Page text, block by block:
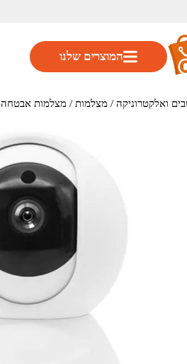
המוצרים שלנו
ואלקטרוניקה / מצלמות / מצלמות אבטחה